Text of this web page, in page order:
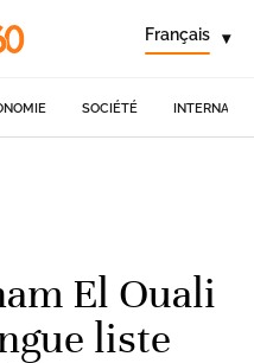
Français ▾
SOCIÉTÉ
El Ouali
liste